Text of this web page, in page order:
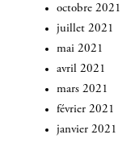
octobre 2021
juillet 2021
mai 2021
avril 2021
mars 2021
février 2021
janvier 2021